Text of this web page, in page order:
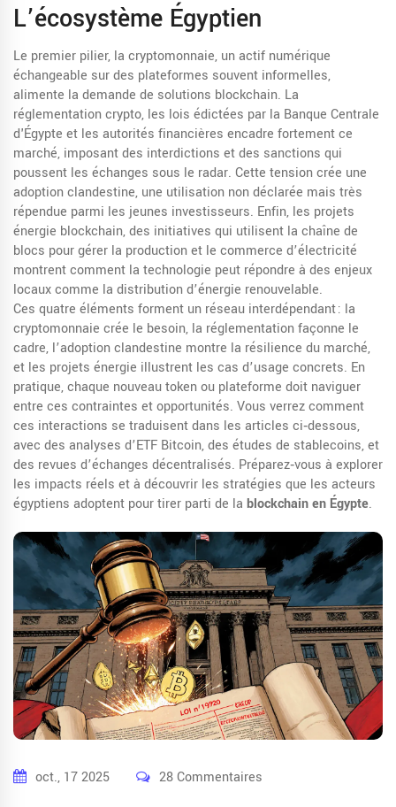
L’écosystème Égyptien
Le premier pilier, la cryptomonnaie, un actif numérique
échangeable sur des plateformes souvent informelles,
alimente la demande de solutions blockchain. La
réglementation crypto, les lois édictées par la Banque Centrale
d'Égypte et les autorités financières encadre fortement ce
marché, imposant des interdictions et des sanctions qui
poussent les échanges sous le radar. Cette tension crée une
adoption clandestine, une utilisation non déclarée mais très
répendue parmi les jeunes investisseurs. Enfin, les projets
énergie blockchain,des initiatives qui utilisent la chaîne de
blocs pour gérer la production et le commerce d’électricité
montrent comment la technologie peut répondre à des enjeux
locaux comme la distribution d’énergie renouvelable.
Ces quatre éléments forment un réseau interdépendant : la
cryptomonnaie crée le besoin, la réglementation façonne le
cadre, l’adoption clandestine montre la résilience du marché,
et les projets énergie illustrent les cas d’usage concrets. En
pratique, chaque nouveau token ou plateforme doit naviguer
entre ces contraintes et opportunités. Vous verrez comment
ces interactions se traduisent dans les articles ci‑dessous,
avec des analyses d’ETF Bitcoin, des études de stablecoins, et
des revues d’échanges décentralisés. Préparez‑vous à explorer
les impacts réels et à découvrir les stratégies que les acteurs
égyptiens adoptent pour tirer parti de la blockchain en Égypte.
oct., 17 2025 28 Commentaires